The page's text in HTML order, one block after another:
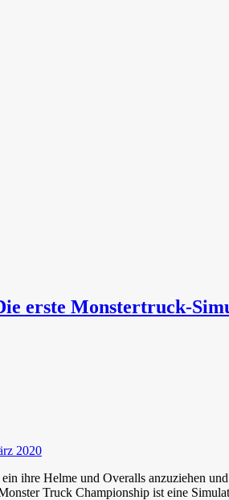
erste Monstertruck-
2020
ihre Helme und Overalls anzuziehen
Truck Championship ist eine